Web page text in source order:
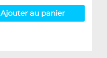
Ajouter au panier